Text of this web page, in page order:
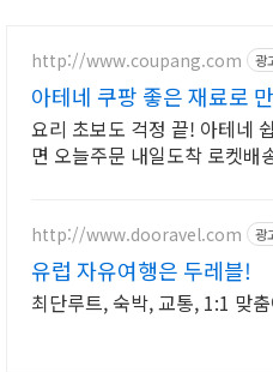
http://www.coupang.com 광
아테네 쿠팡 좋은 재료로
요리 초보도 걱정 끝! 아테네
면 오늘주문 내일도착 로켓배
http://www.dooravel.com 광
유럽 자유여행은 두레블!
최단루트, 숙박, 교통, 1:1 맞